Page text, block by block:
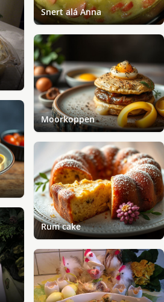
Snert alá Anna
Moorkoppen
Rum cake